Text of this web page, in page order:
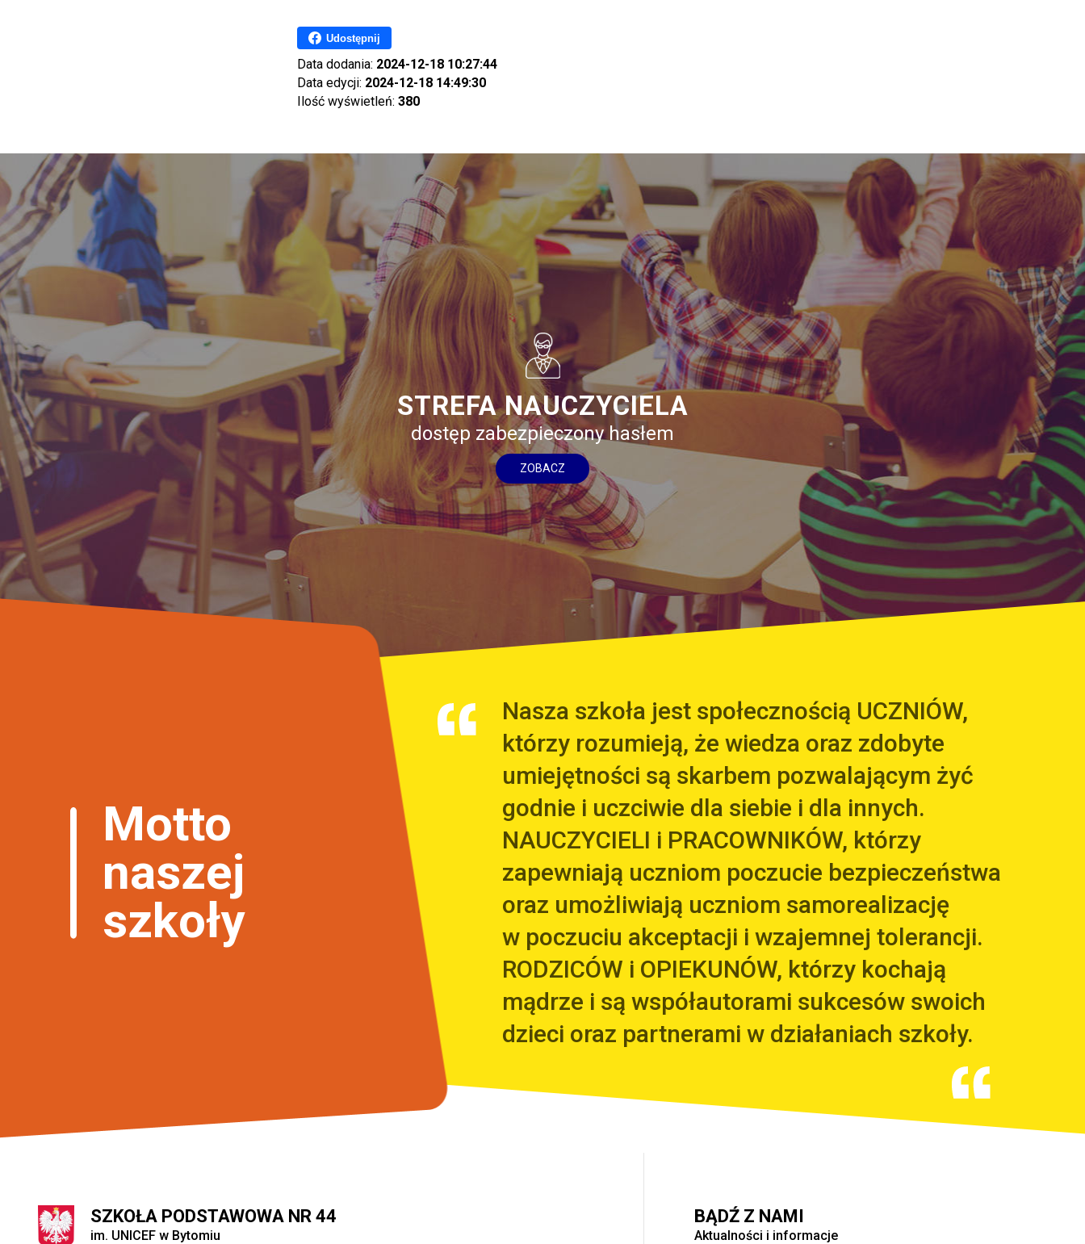
Udostępnij
Data dodania: 2024-12-18 10:27:44
Data edycji: 2024-12-18 14:49:30
Ilość wyświetleń: 380
STREFA NAUCZYCIELA
dostęp zabezpieczony hasłem
ZOBACZ
Nasza szkoła jest społecznością UCZNIÓW,
którzy rozumieją, że wiedza oraz zdobyte
umiejętności są skarbem pozwalającym żyć
godnie i uczciwie dla siebie i dla innych.
NAUCZYCIELI i PRACOWNIKÓW, którzy
zapewniają uczniom poczucie bezpieczeństwa
oraz umożliwiają uczniom samorealizację
w poczuciu akceptacji i wzajemnej tolerancji.
RODZICÓW i OPIEKUNÓW, którzy kochają
mądrze i są współautorami sukcesów swoich
dzieci oraz partnerami w działaniach szkoły.
Motto
naszej
szkoły
SZKOŁA PODSTAWOWA NR 44
im. UNICEF w Bytomiu
BĄDŹ Z NAMI
Aktualności i informacje